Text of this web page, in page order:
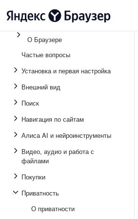
О Браузере
Частые вопросы
Установка и первая настройка
Внешний вид
Поиск
Навигация по сайтам
Алиса AI и нейроинструменты
Видео, аудио и работа с
файлами
Покупки
Приватность
О приватности